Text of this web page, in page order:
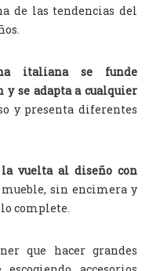
de las tendencias del
italiana se funde
y se adapta a cualquier
y presenta diferentes
la vuelta al diseño con
sin encimera y
complete.
que hacer grandes